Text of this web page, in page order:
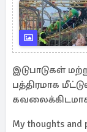
இடுபாடுகள்
பத்திரமாக
My thoughts and